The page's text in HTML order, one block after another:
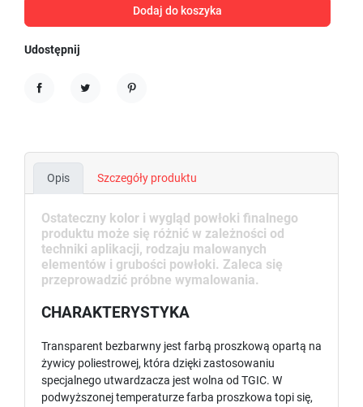
Dodaj do koszyka
Udostępnij
Opis Szczegóły produktu
Ostateczny kolor i wygląd powłoki finalnego
produktu może się różnić w zależności od
techniki aplikacji, rodzaju malowanych
elementów i grubości powłoki. Zaleca się
przeprowadzić próbne wymalowania.
CHARAKTERYSTYKA
Transparent bezbarwny jest farbą proszkową opartą na
żywicy poliestrowej, która dzięki zastosowaniu
specjalnego utwardzacza jest wolna od TGIC. W
podwyższonej temperaturze farba proszkowa topi się,